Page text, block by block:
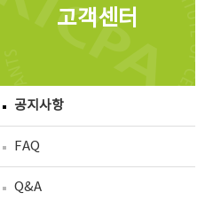
고객센터
공지사항
FAQ
Q&A